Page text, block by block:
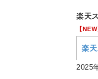
楽天
【NEW
楽
2025